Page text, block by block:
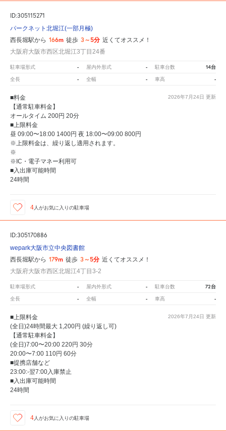
ID:305115271
パークネット北堀江(一部月極)
西長堀駅から 166m 徒歩 3～5分 近くてオススメ！
大阪府大阪市西区北堀江3丁目24番
駐車場形式 - 屋内外形式 - 駐車台数 14台
全長 - 全幅 - 車高 -
2026年7月24日 更新
■料金
【通常駐車料金】
オールタイム 200円 20分
■上限料金
昼 09:00〜18:00 1400円 夜 18:00〜09:00 800円
※上限料金は、繰り返し適用されます。
※
※IC・電子マネー利用可
■入出庫可能時間
24時間
4人がお気に入りの駐車場
ID:305170886
wepark大阪市立中央図書館
西長堀駅から 179m 徒歩 3～5分 近くてオススメ！
大阪府大阪市西区北堀江4丁目3-2
駐車場形式 - 屋内外形式 - 駐車台数 72台
全長 - 全幅 - 車高 -
2026年7月24日 更新
■上限料金
(全日)24時間最大 1,200円 (繰り返し可)
【通常駐車料金】
(全日)7:00〜20:00 220円 30分
20:00〜7:00 110円 60分
■提携店舗など
23:00:-翌7:00入庫禁止
■入出庫可能時間
24時間
4人がお気に入りの駐車場